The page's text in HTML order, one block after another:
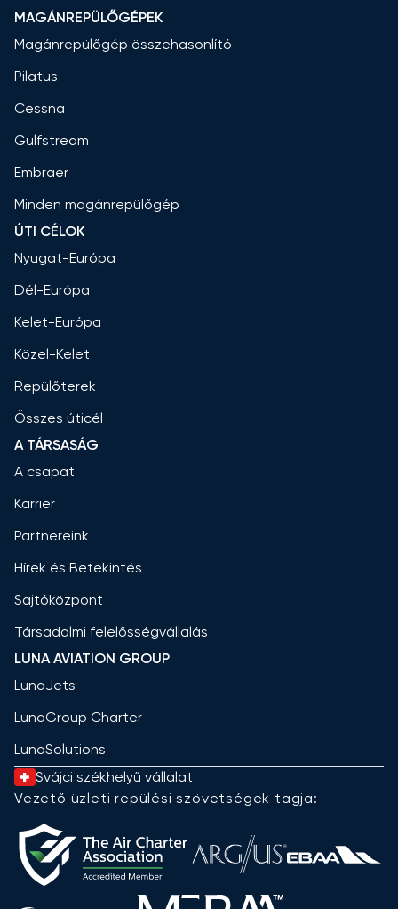
MAGÁNREPÜLŐGÉPEK
Magánrepülőgép összehasonlító
Pilatus
Cessna
Gulfstream
Embraer
Minden magánrepülőgép
ÚTI CÉLOK
Nyugat-Európa
Dél-Európa
Kelet-Európa
Közel-Kelet
Repülőterek
Összes úticél
A TÁRSASÁG
A csapat
Karrier
Partnereink
Hírek és Betekintés
Sajtóközpont
Társadalmi felelősségvállalás
LUNA AVIATION GROUP
LunaJets
LunaGroup Charter
LunaSolutions
Svájci székhelyű vállalat
Vezető üzleti repülési szövetségek tagja: